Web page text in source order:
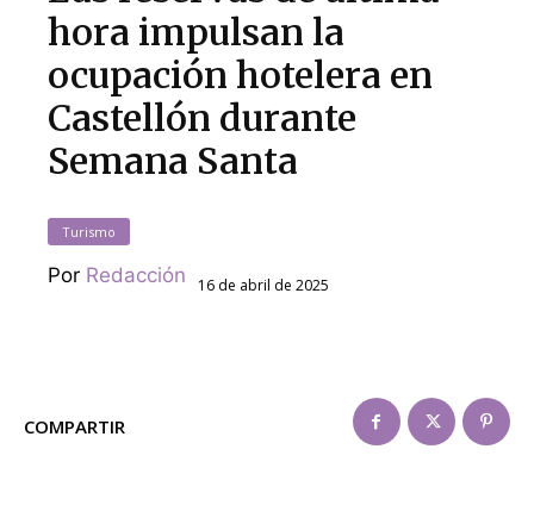
hora impulsan la
ocupación hotelera en
Castellón durante
Semana Santa
Turismo
Por Redacción 16 de abril de 2025
COMPARTIR